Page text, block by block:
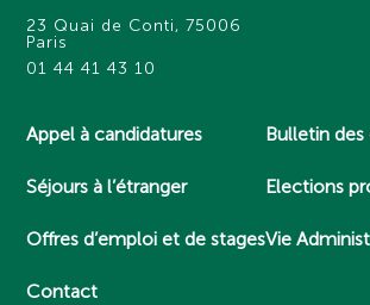
23 Quai de Conti, 75006
Paris
01 44 41 43 10
Appel à candidatures
Séjours à l’étranger
Offres d’emploi et de stages
Contact
Bulletin des
Elections
Vie